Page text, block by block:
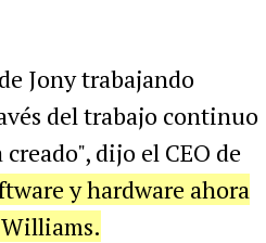
Jony trabajando
del trabajo continuo
dijo el CEO de
y hardware ahora